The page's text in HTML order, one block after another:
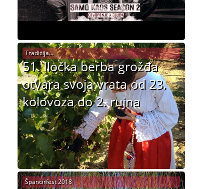
51. Iločka berba grožđa
otvara svoja vrata od 23.
kolovoza do 2. rujna
Tradicija...
Špancirfest 2018